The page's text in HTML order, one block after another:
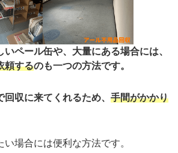
ペール缶や、大量にある場合には、
頼するのも一つの方法です。
収に来てくれるため、 手間がかかり
場合には便利な方法です。